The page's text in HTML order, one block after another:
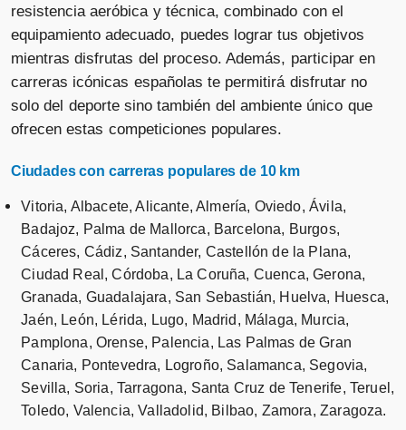
resistencia aeróbica y técnica, combinado con el
equipamiento adecuado, puedes lograr tus objetivos
mientras disfrutas del proceso. Además, participar en
carreras icónicas españolas te permitirá disfrutar no
solo del deporte sino también del ambiente único que
ofrecen estas competiciones populares.
Ciudades con carreras populares de 10 km
Vitoria, Albacete, Alicante, Almería, Oviedo, Ávila,
Badajoz, Palma de Mallorca, Barcelona, Burgos,
Cáceres, Cádiz, Santander, Castellón de la Plana,
Ciudad Real, Córdoba, La Coruña, Cuenca, Gerona,
Granada, Guadalajara, San Sebastián, Huelva, Huesca,
Jaén, León, Lérida, Lugo, Madrid, Málaga, Murcia,
Pamplona, Orense, Palencia, Las Palmas de Gran
Canaria, Pontevedra, Logroño, Salamanca, Segovia,
Sevilla, Soria, Tarragona, Santa Cruz de Tenerife, Teruel,
Toledo, Valencia, Valladolid, Bilbao, Zamora, Zaragoza.